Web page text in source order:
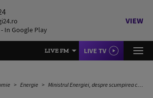
- In Google Play
VIEW
LIVE FM LIVE TV
Energie Ministrul Energiei, despre scumpirea carburanţilor: „Nu există niciun motiv ca preţul la pompă să ajungă la 10 lei”